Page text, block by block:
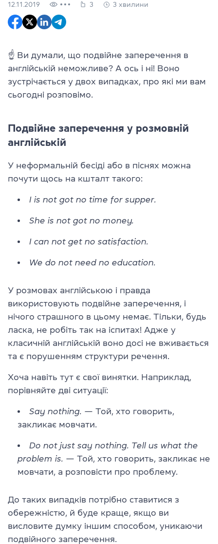
12.11.2019 3 3 хвилини
☝ Ви думали, що подвійне заперечення в
англійській неможливе? А ось і ні! Воно
зустрічається у двох випадках, про які ми вам
сьогодні розповімо.
Подвійне заперечення у розмовній
англійській
У неформальній бесіді або в піснях можна
почути щось на кшталт такого:
I is not got no time for supper.
She is not got no money.
I can not get no satisfaction.
We do not need no education.
У розмовах англійською і правда
використовують подвійне заперечення, і
нічого страшного в цьому немає. Тільки, будь
ласка, не робіть так на іспитах! Адже у
класичній англійській воно досі не вживається
та є порушенням структури речення.
Хоча навіть тут є свої винятки. Наприклад,
порівняйте дві ситуації:
Say nothing. — Той, хто говорить,
закликає мовчати.
Do not just say nothing. Tell us what the
problem is.
— Той, хто говорить, закликає не
мовчати, а розповісти про проблему.
До таких випадків потрібно ставитися з
обережністю, й буде краще, якщо ви
висловите думку іншим способом, уникаючи
подвійного заперечення.